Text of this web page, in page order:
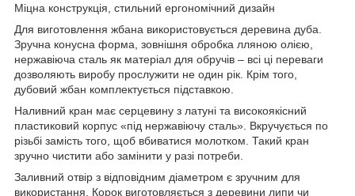
Міцна конструкція, стильний ергономічний дизайн
Для виготовлення жбана використовується деревина дуба.
Зручна конусна форма, зовнішня обробка лляною олією,
нержавіюча сталь як матеріал для обручів – всі ці переваги
дозволяють виробу прослужити не один рік. Крім того,
дубовий жбан комплектується підставкою.
Наливний кран має серцевину з латуні та високоякісний
пластиковий корпус «під нержавіючу сталь». Вкручується по
різьбі замість того, щоб вбиватися молотком. Такий кран
зручно чистити або замінити у разі потреби.
Заливний отвір з відповідним діаметром є зручним для
використання. Корок виготовляється з деревини липи чи